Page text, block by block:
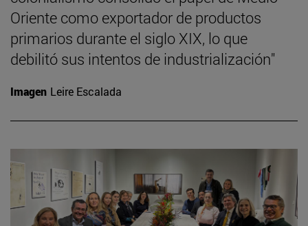
Oriente como exportador de productos
primarios durante el siglo XIX, lo que
debilitó sus intentos de industrialización"
Imagen Leire Escalada